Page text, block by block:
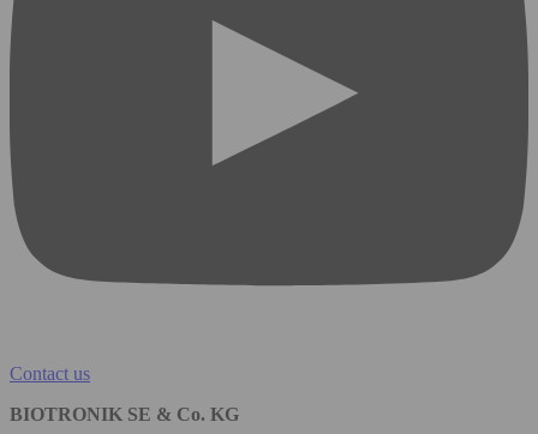
Contact us
BIOTRONIK SE & Co. KG